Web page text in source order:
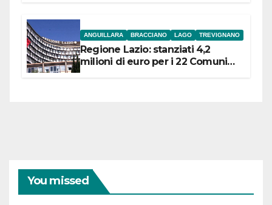
ANGUILLARA BRACCIANO LAGO TREVIGNANO
Regione Lazio: stanziati 4,2
milioni di euro per i 22 Comuni
You missed